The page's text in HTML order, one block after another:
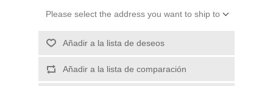
Please select the address you want to ship to